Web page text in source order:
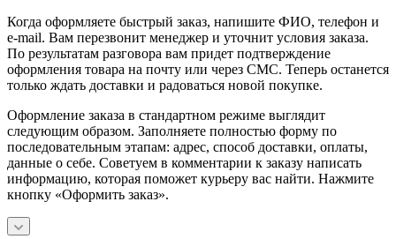
Когда оформляете быстрый заказ, напишите ФИО, телефон и
e-mail. Вам перезвонит менеджер и уточнит условия заказа.
По результатам разговора вам придет подтверждение
оформления товара на почту или через СМС. Теперь останется
только ждать доставки и радоваться новой покупке.
Оформление заказа в стандартном режиме выглядит
следующим образом. Заполняете полностью форму по
последовательным этапам: адрес, способ доставки, оплаты,
данные о себе. Советуем в комментарии к заказу написать
информацию, которая поможет курьеру вас найти. Нажмите
кнопку «Оформить заказ».